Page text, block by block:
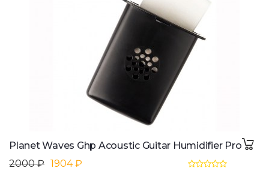
Planet Waves Ghp Acoustic Guitar Humidifier Pro
2000 ₽ 1904 ₽